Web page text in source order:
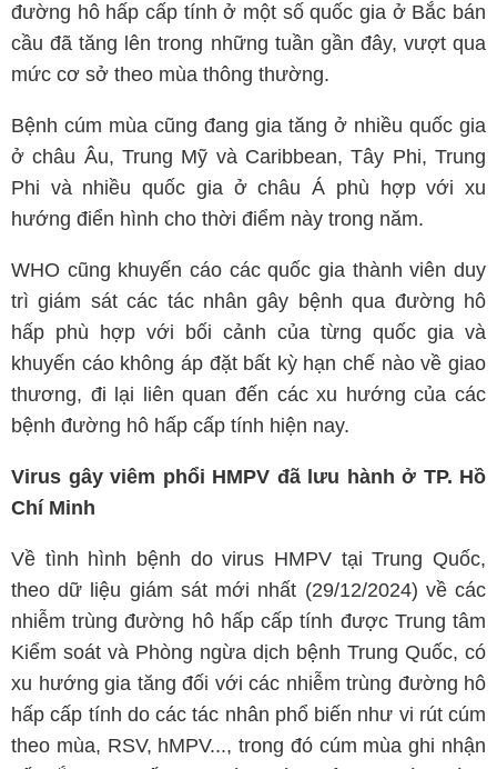
đường hô hấp cấp tính ở một số quốc gia ở Bắc bán
cầu đã tăng lên trong những tuần gần đây, vượt qua
mức cơ sở theo mùa thông thường.
Bệnh cúm mùa cũng đang gia tăng ở nhiều quốc gia
ở châu Âu, Trung Mỹ và Caribbean, Tây Phi, Trung
Phi và nhiều quốc gia ở châu Á phù hợp với xu
hướng điển hình cho thời điểm này trong năm.
WHO cũng khuyến cáo các quốc gia thành viên duy
trì giám sát các tác nhân gây bệnh qua đường hô
hấp phù hợp với bối cảnh của từng quốc gia và
khuyến cáo không áp đặt bất kỳ hạn chế nào về giao
thương, đi lại liên quan đến các xu hướng của các
bệnh đường hô hấp cấp tính hiện nay.
Virus gây viêm phổi HMPV đã lưu hành ở TP. Hồ
Chí Minh
Về tình hình bệnh do virus HMPV tại Trung Quốc,
theo dữ liệu giám sát mới nhất (29/12/2024) về các
nhiễm trùng đường hô hấp cấp tính được Trung tâm
Kiểm soát và Phòng ngừa dịch bệnh Trung Quốc, có
xu hướng gia tăng đối với các nhiễm trùng đường hô
hấp cấp tính do các tác nhân phổ biến như vi rút cúm
theo mùa, RSV, hMPV..., trong đó cúm mùa ghi nhận